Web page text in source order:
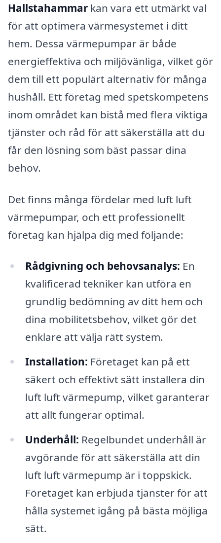
Hallstahammar kan vara ett utmärkt val
för att optimera värmesystemet i ditt
hem. Dessa värmepumpar är både
energieffektiva och miljövänliga, vilket gör
dem till ett populärt alternativ för många
hushåll. Ett företag med spetskompetens
inom området kan bistå med flera viktiga
tjänster och råd för att säkerställa att du
får den lösning som bäst passar dina
behov.
Det finns många fördelar med luft luft
värmepumpar, och ett professionellt
företag kan hjälpa dig med följande:
Rådgivning och behovsanalys: En
kvalificerad tekniker kan utföra en
grundlig bedömning av ditt hem och
dina mobilitetsbehov, vilket gör det
enklare att välja rätt system.
Installation: Företaget kan på ett
säkert och effektivt sätt installera din
luft luft värmepump, vilket garanterar
att allt fungerar optimal.
Underhåll: Regelbundet underhåll är
avgörande för att säkerställa att din
luft luft värmepump är i toppskick.
Företaget kan erbjuda tjänster för att
hålla systemet igång på bästa möjliga
sätt.